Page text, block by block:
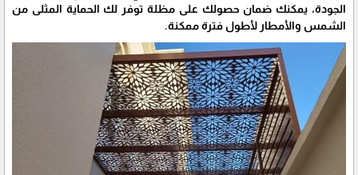
الجودة، يمكنك ضمان حصولك على مظلة توفر لك الحماية المثلى من
الشمس والأمطار لأطول فترة ممكنة.